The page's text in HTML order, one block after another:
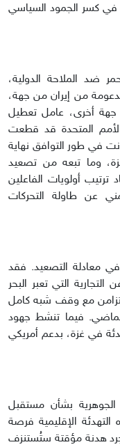
في كسر الجمود السياسي
ضد الملاحة الدولية،
من إيران من جهة،
جهة أخرى، عامل تعطيل
المتحدة قد قطعت
في طور التوافق نهاية
غزة، وما تبعه من تصعيد
أولويات الفاعلين
عن طاولة التحركات
في معادلة التصعيد. فقد
التي تعبر البحر
مع وقف شبه كامل
فيما تنشط جهود
في غزة، بدعم أمريكي
الجوهرية بشأن مستقبل
الإقليمية فرصة
هدنة مؤقتة ستُستنزف